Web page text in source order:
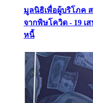
มูลนิธิเพื่อผู้บริโภค
จากพิษโควิด - 19 เ
หนี้